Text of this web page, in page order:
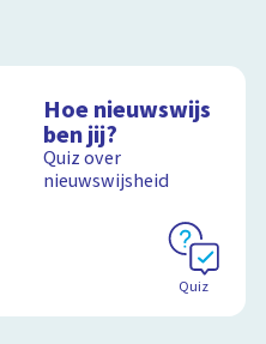
Hoe nieuwswijs
ben jij?
Quiz over
nieuwswijsheid
Quiz